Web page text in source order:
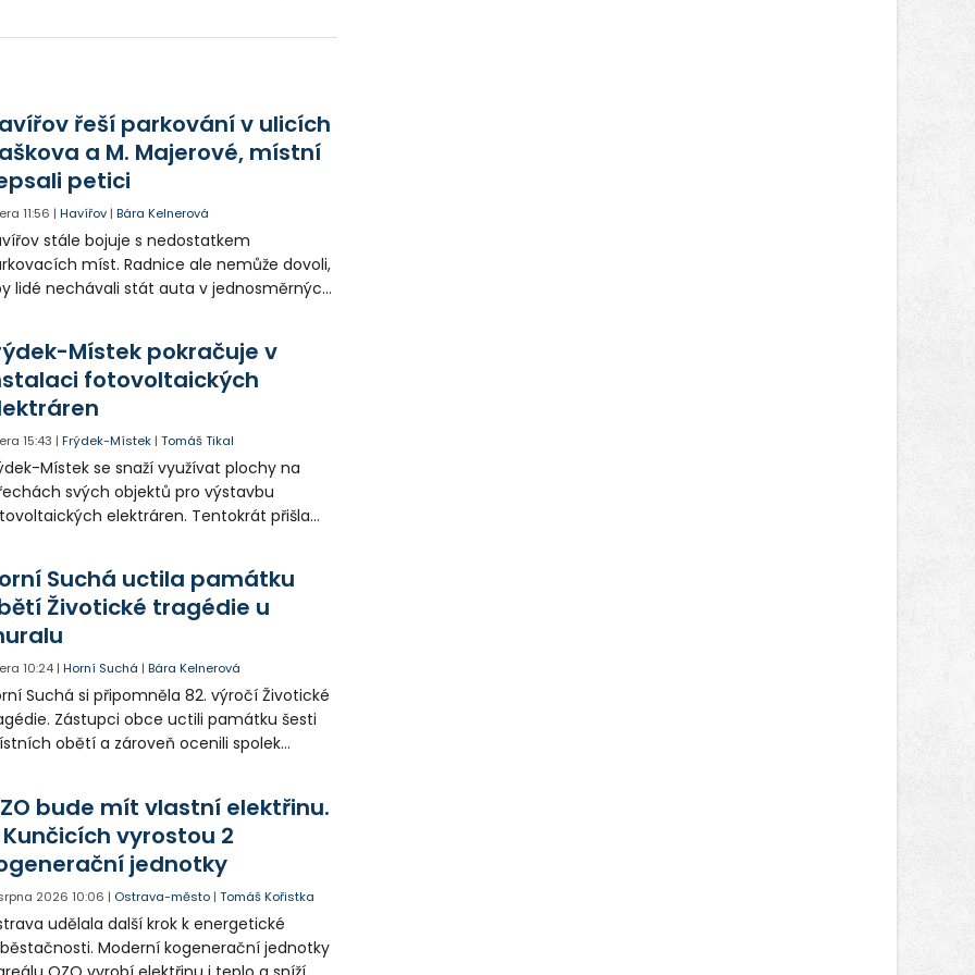
se, že jednu z vil dají k užívání Muzeu
řeší parkování v ulicích
a M. Majerové, místní
petici
11:56 |Havířov |Bára Kelnerová
stále bojuje s nedostatkem
míst. Radnice ale nemůže dovoli,
lidé nechávali stát auta v jednosměrných
někteří obyvatelé rozhodli sepsat petici.
Místek pokračuje v
fotovoltaických
15:43 |Frýdek-Místek |Tomáš Tikal
Místek se snaží využívat plochy na
svých objektů pro výstavbu
elektráren. Tentokrát přišla
Suchá uctila památku
Životické tragédie u
10:24 |Horní Suchá |Bára Kelnerová
Suchá si připomněla 82. výročí Životické
Zástupci obce uctili památku šesti
obětí a zároveň ocenili spolek
bude mít vlastní elektřinu.
Kunčicích vyrostou 2
jednotky
2026 10:06 | Ostrava-město |Tomáš Kořistka
udělala další krok k energetické
Moderní kogenerační jednotky